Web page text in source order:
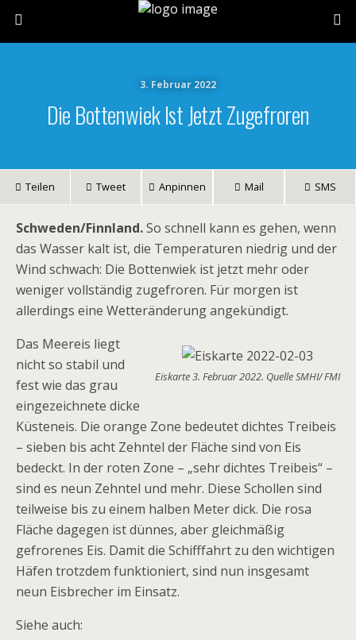
3. Februar 2022
Die Bottenwiek Ist Jetzt Zugefroren
Teilen Tweet Anpinnen Mail SMS
Schweden/Finnland.So schnell kann es gehen, wenn
das Wasser kalt ist, die Temperaturen niedrig und der
Wind schwach: Die Bottenwiek ist jetzt mehr oder
weniger vollständig zugefroren. Für morgen ist
allerdings eine Wetteränderung angekündigt.
Eiskarte 3. Februar 2022. Quelle SMHI/ FMI
Das Meereis liegt
nicht so stabil und
fest wie das grau
eingezeichnete dicke
Küsteneis. Die orange Zone bedeutet dichtes Treibeis
– sieben bis acht Zehntel der Fläche sind von Eis
bedeckt. In der roten Zone – „sehr dichtes Treibeis“ –
sind es neun Zehntel und mehr. Diese Schollen sind
teilweise bis zu einem halben Meter dick. Die rosa
Fläche dagegen ist dünnes, aber gleichmäßig
gefrorenes Eis. Damit die Schifffahrt zu den wichtigen
Häfen trotzdem funktioniert, sind nun insgesamt
neun Eisbrecher im Einsatz.
Siehe auch: